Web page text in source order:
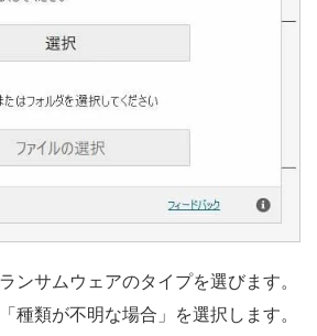
ンサムウェアのタイプを選びます。
種類が不明な場合」を選択します。